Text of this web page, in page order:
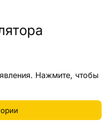
Нажмите, чтобы